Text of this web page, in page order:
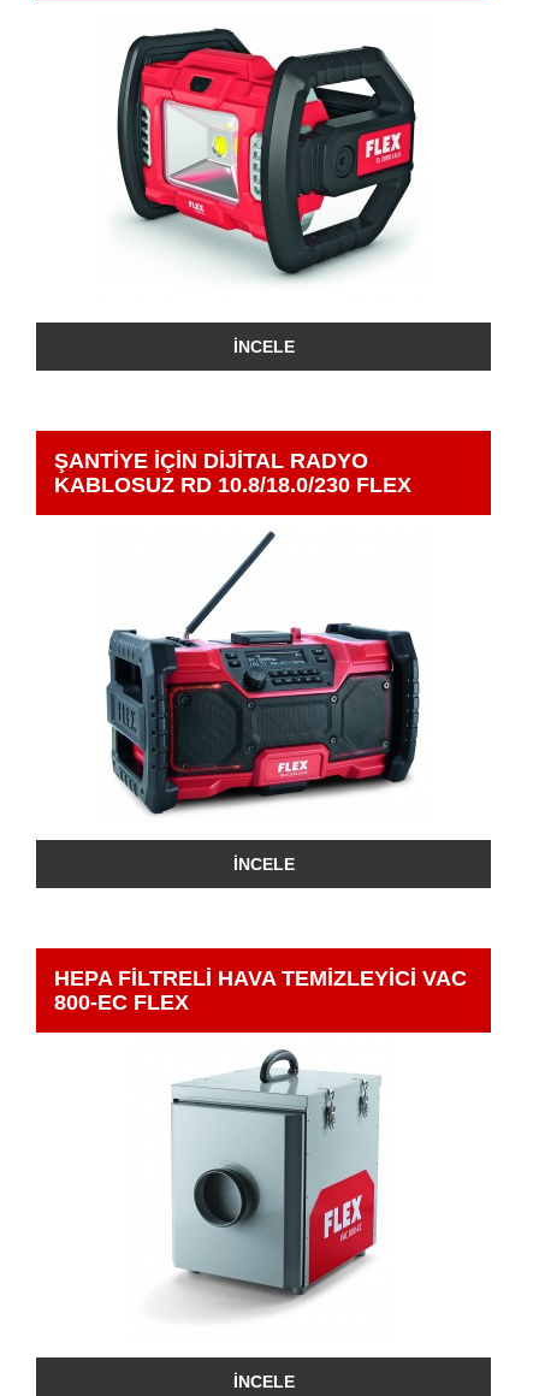
İNCELE
ŞANTİYE İÇİN DİJİTAL RADYO
KABLOSUZ RD 10.8/18.0/230 FLEX
İNCELE
HEPA FİLTRELİ HAVA TEMİZLEYİCİ VAC
800-EC FLEX
İNCELE